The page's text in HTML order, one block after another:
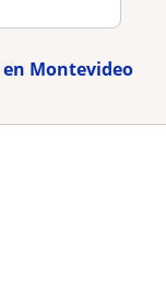
en Montevideo